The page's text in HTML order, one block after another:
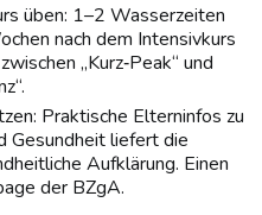
üben: 1–2 Wasserzeiten
nach dem Intensivkurs
„Kurz‑Peak“ und
Praktische Elterninfos zu
Gesundheit liefert die
Aufklärung. Einen
der BZgA.